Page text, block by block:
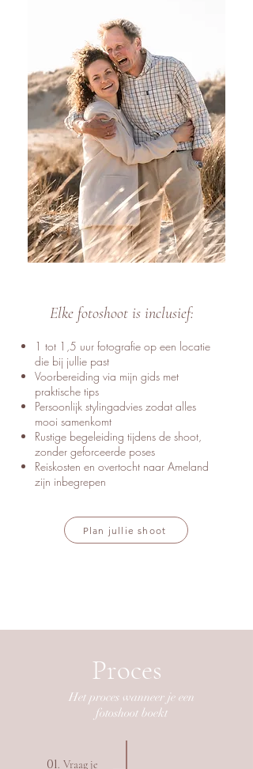
Elke fotoshoot is inclusief:
1 tot 1,5 uur fotografie op een locatie
die bij jullie past
Voorbereiding via mijn gids met
praktische tips
Persoonlijk stylingadvies zodat alles
mooi samenkomt
Rustige begeleiding tijdens de shoot,
zonder geforceerde poses
Reiskosten en overtocht naar Ameland
zijn inbegrepen
Plan jullie shoot
Proces
Het proces wanneer je een
fotoshoot boekt
01. Vraag je